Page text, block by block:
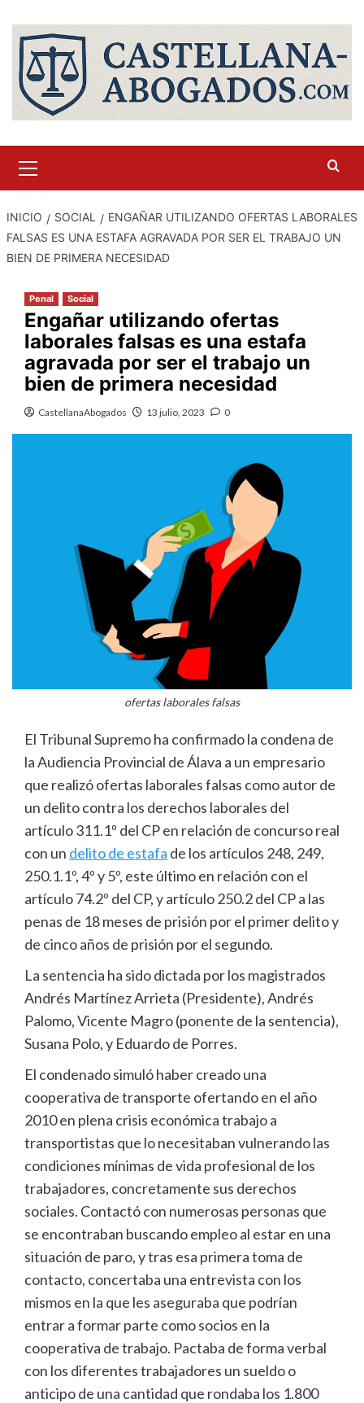
contenido
primario
INICIO SOCIAL
ENGAÑAR UTILIZANDO OFERTAS LABORALES
FALSAS ES UNA ESTAFA AGRAVADA POR SER EL TRABAJO UN
BIEN DE PRIMERA NECESIDAD
Penal Social
Engañar utilizando ofertas
laborales falsas es una estafa
agravada por ser el trabajo un
bien de primera necesidad
CastellanaAbogados 13 julio, 2023 0
ofertas laborales falsas
El Tribunal Supremo ha confirmado la condena de
la Audiencia Provincial de Álava a un empresario
que realizó ofertas laborales falsas como autor de
un delito contra los derechos laborales del
artículo 311.1º del CP en relación de concurso real
con un delito de estafa de los artículos 248, 249,
250.1.1º, 4º y 5º, este último en relación con el
artículo 74.2º del CP, y artículo 250.2 del CP a las
penas de 18 meses de prisión por el primer delito y
de cinco años de prisión por el segundo.
La sentencia ha sido dictada por los magistrados
Andrés Martínez Arrieta (Presidente), Andrés
Palomo, Vicente Magro (ponente de la sentencia),
Susana Polo, y Eduardo de Porres.
El condenado simuló haber creado una
cooperativa de transporte ofertando en el año
2010 en plena crisis económica trabajo a
transportistas que lo necesitaban vulnerando las
condiciones mínimas de vida profesional de los
trabajadores, concretamente sus derechos
sociales. Contactó con numerosas personas que
se encontraban buscando empleo al estar en una
situación de paro, y tras esa primera toma de
contacto, concertaba una entrevista con los
mismos en la que les aseguraba que podrían
entrar a formar parte como socios en la
cooperativa de trabajo. Pactaba de forma verbal
con los diferentes trabajadores un sueldo o
anticipo de una cantidad que rondaba los 1.800